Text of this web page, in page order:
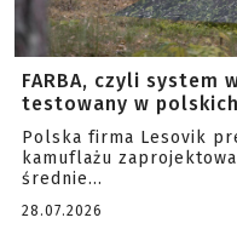
FARBA, czyli system
testowany w
Polska firma Lesovik
kamuflażu
średnie...
28.07.2026